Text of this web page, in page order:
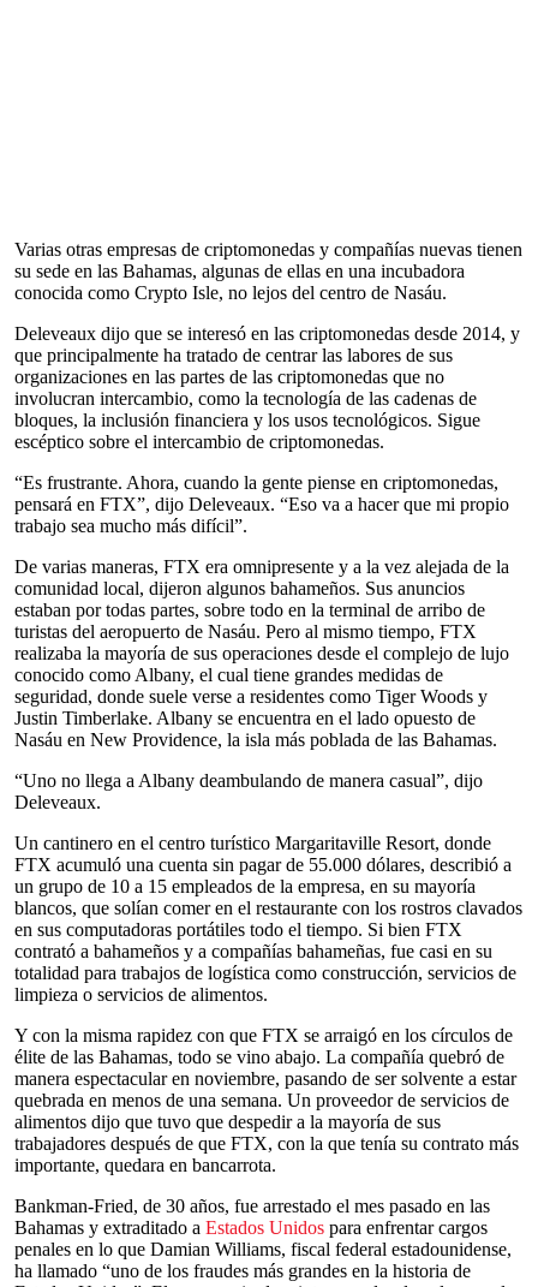
Varias otras empresas de criptomonedas y compañías nuevas tienen
su sede en las Bahamas, algunas de ellas en una incubadora
conocida como Crypto Isle, no lejos del centro de Nasáu.
Deleveaux dijo que se interesó en las criptomonedas desde 2014, y
que principalmente ha tratado de centrar las labores de sus
organizaciones en las partes de las criptomonedas que no
involucran intercambio, como la tecnología de las cadenas de
bloques, la inclusión financiera y los usos tecnológicos. Sigue
escéptico sobre el intercambio de criptomonedas.
“Es frustrante. Ahora, cuando la gente piense en criptomonedas,
pensará en FTX”, dijo Deleveaux. “Eso va a hacer que mi propio
trabajo sea mucho más difícil”.
De varias maneras, FTX era omnipresente y a la vez alejada de la
comunidad local, dijeron algunos bahameños. Sus anuncios
estaban por todas partes, sobre todo en la terminal de arribo de
turistas del aeropuerto de Nasáu. Pero al mismo tiempo, FTX
realizaba la mayoría de sus operaciones desde el complejo de lujo
conocido como Albany, el cual tiene grandes medidas de
seguridad, donde suele verse a residentes como Tiger Woods y
Justin Timberlake. Albany se encuentra en el lado opuesto de
Nasáu en New Providence, la isla más poblada de las Bahamas.
“Uno no llega a Albany deambulando de manera casual”, dijo
Deleveaux.
Un cantinero en el centro turístico Margaritaville Resort, donde
FTX acumuló una cuenta sin pagar de 55.000 dólares, describió a
un grupo de 10 a 15 empleados de la empresa, en su mayoría
blancos, que solían comer en el restaurante con los rostros clavados
en sus computadoras portátiles todo el tiempo. Si bien FTX
contrató a bahameños y a compañías bahameñas, fue casi en su
totalidad para trabajos de logística como construcción, servicios de
limpieza o servicios de alimentos.
Y con la misma rapidez con que FTX se arraigó en los círculos de
élite de las Bahamas, todo se vino abajo. La compañía quebró de
manera espectacular en noviembre, pasando de ser solvente a estar
quebrada en menos de una semana. Un proveedor de servicios de
alimentos dijo que tuvo que despedir a la mayoría de sus
trabajadores después de que FTX, con la que tenía su contrato más
importante, quedara en bancarrota.
Bankman-Fried, de 30 años, fue arrestado el mes pasado en las
Bahamas y extraditado a Estados Unidos para enfrentar cargos
penales en lo que Damian Williams, fiscal federal estadounidense,
ha llamado “uno de los fraudes más grandes en la historia de